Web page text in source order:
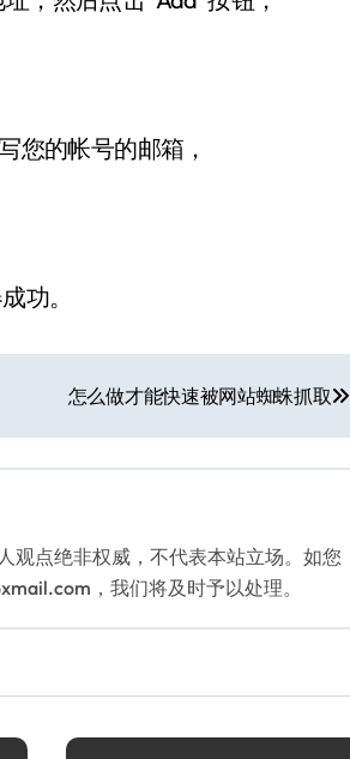
您的帐号的邮箱，
功。
怎么做才能快速被网站蜘蛛抓取
观点绝非权威，不代表本站立场。如您
，我们将及时予以处理。